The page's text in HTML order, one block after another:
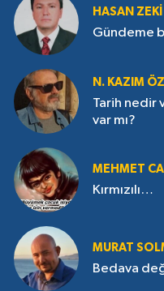
HASAN
Gündeme
N. KAZIM
Tarih nedir
var mı?
MEHMET
Kırmızılı…
MURAT
Bedava